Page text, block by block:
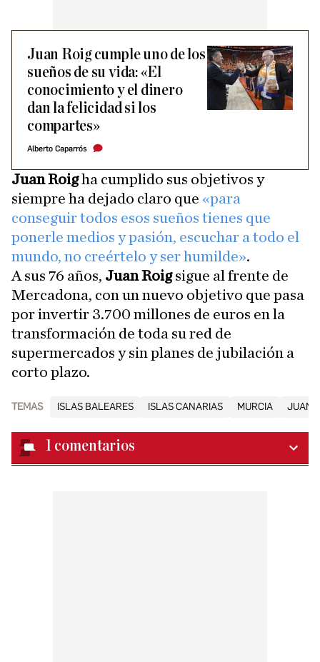
Juan Roig cumple uno de los
sueños de su vida: «El
conocimiento y el dinero
dan la felicidad si los
compartes»
Alberto Caparrós
Juan Roigha cumplido sus objetivos y
siempre ha dejado claro que «para
conseguir todos esos sueños tienes que
ponerle medios y pasión, escuchar a todo el
mundo, no creértelo y ser humilde».
A sus 76 años, Juan Roigsigue al frente de
Mercadona, con un nuevo objetivo que pasa
por invertir 3.700 millones de euros en la
transformación de toda su red de
supermercados y sin planes de jubilación a
corto plazo.
TEMAS ISLAS BALEARES ISLAS CANARIAS MURCIA JUAN
1 comentarios